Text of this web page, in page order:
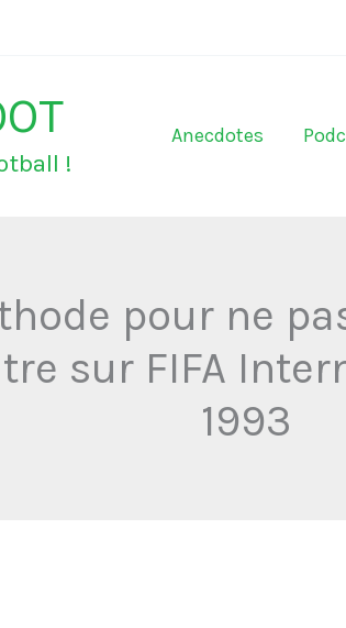
!
Anecdotes
pour ne
sur FIFA
1993